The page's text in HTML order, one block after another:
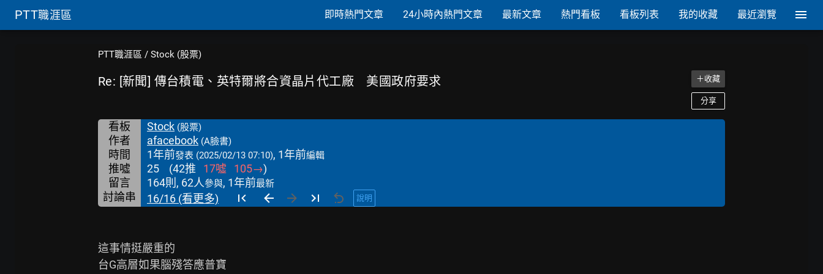
PTT職涯區 即時熱門文章 24小時內熱門文章 最新文章 熱門看板 看板列表 我的收藏 最近瀏覽
PTT職涯區 / Stock (股票)
Re: [新聞] 傳台積電、英特爾將合資晶片代工廠 美國政府要求 ＋收藏
分享
看板 Stock (股票)
作者 afacebook (A臉書)
時間 1年前發表 (2025/02/13 07:10), 1年前編輯
推噓 25 (42推 17噓 105→)
留言
164則, 62人參與, 1年前最新
討論串 16/16 (看更多) 說明
這事情挺嚴重的
台G高層如果腦殘答應普寶